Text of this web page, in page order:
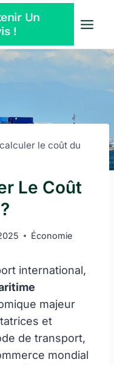
Un
!
le coût du
Le Coût
Économie
international,
majeur
et
de transport,
mondial